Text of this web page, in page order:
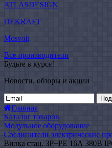
ATLASDESIGN
DEKRAFT
Mosvolt
Все производители
Будьте в курсе!
Новости, обзоры и акции
Главная
Каталог товаров
Модульное оборудование
Соединители электрические
Вилка стац. 3Р+РЕ 16А 380В